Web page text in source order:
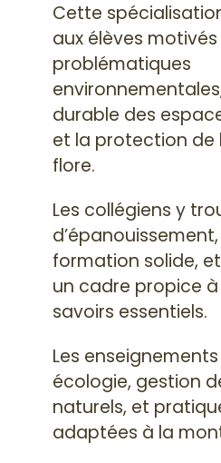
Cette
aux élèves
problématiques
durable des
et la protection de
flore.
Les collégiens y
formation solide,
un cadre propice
savoirs essentiels.
Les
écologie, gestion
naturels, et
adaptées à la